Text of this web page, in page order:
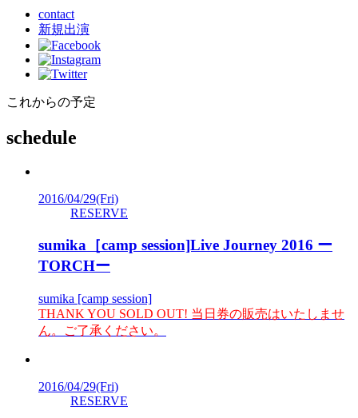
contact
新規出演
これからの予定
schedule
2016/04/29(Fri)
RESERVE
sumika［camp session]Live Journey 2016 ー
TORCHー
sumika [camp session]
THANK YOU SOLD OUT! 当日券の販売はいたしませ
ん。ご了承ください。
2016/04/29(Fri)
RESERVE